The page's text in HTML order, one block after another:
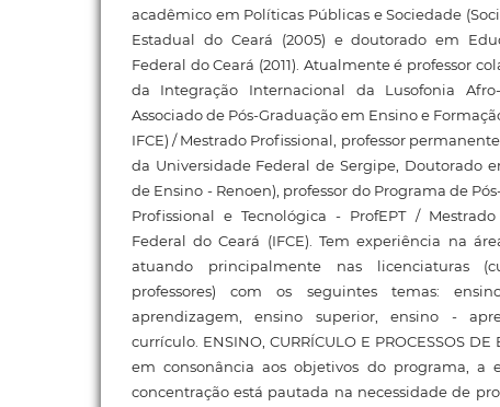
acadêmico em Políticas Públicas e Sociedade
Estadual do Ceará (2005) e doutorado em
Federal do Ceará (2011). Atualmente é professor
da Integração Internacional da Lusofonia
Associado de Pós-Graduação em Ensino e
IFCE) / Mestrado Profissional, professor
da Universidade Federal de Sergipe, Doutorado
de Ensino - Renoen), professor do Programa de
Profissional e Tecnológica - ProfEPT /
Federal do Ceará (IFCE). Tem experiência na
atuando principalmente nas licenciaturas
professores) com os seguintes temas:
aprendizagem, ensino superior, ensino -
currículo. ENSINO, CURRÍCULO E PROCESSOS DE
em consonância aos objetivos do programa, a
concentração está pautada na necessidade de